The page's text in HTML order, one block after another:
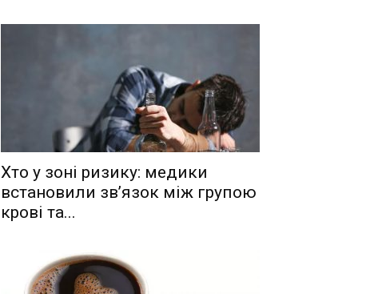
Хто у зоні ризику: медики
встановили зв’язок між групою
крові та...